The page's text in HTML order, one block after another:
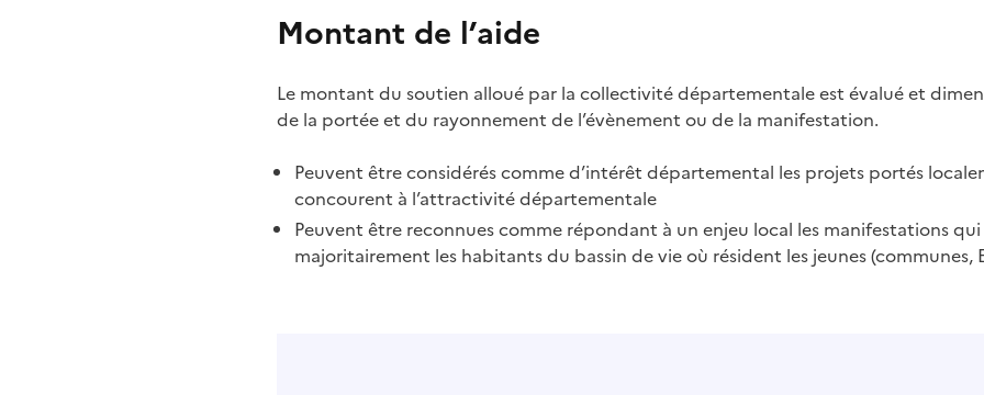
Montant de l’aide
Le montant du soutien alloué par la collectivité départementale est évalué et
de la portée et du rayonnement de l’évènement ou de la manifestation.
Peuvent être considérés comme d’intérêt départemental les projets portés
concourent à l’attractivité départementale
Peuvent être reconnues comme répondant à un enjeu local les manifestations
majoritairement les habitants du bassin de vie où résident les jeunes (communes,